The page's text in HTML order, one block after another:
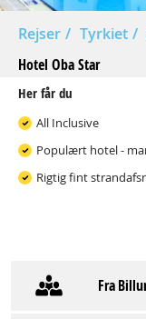
Rejser Tyrkiet
Hotel Oba Star
Her får du
All Inclusive
Populært hotel -
Rigtig fint
Fra